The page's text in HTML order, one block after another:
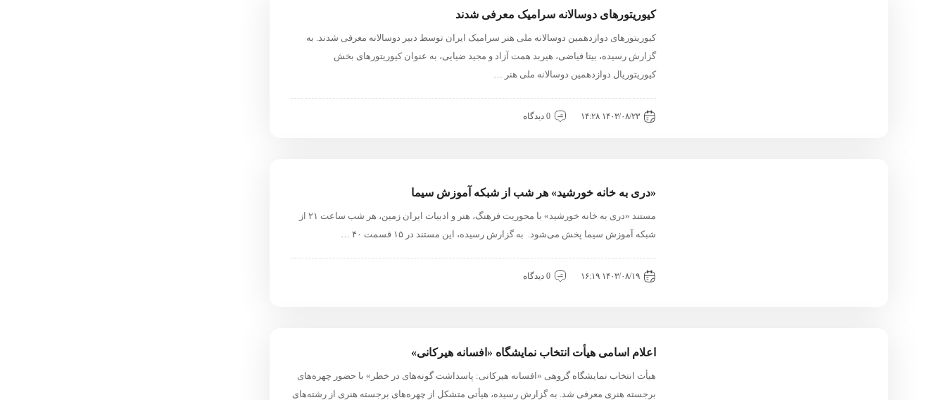
کیوریتورهای دوسالانه سرامیک معرفی شدند
کیوریتورهای دوازدهمین دوسالانه ملی هنر سرامیک ایران توسط دبیر دوسالانه معرفی شدند. به
گزارش رسیده، بیتا فیاضی، هیربد همت آزاد و مجید ضیایی، به عنوان کیوریتورهای بخش
کیوریتوریال دوازدهمین دوسالانه ملی هنر …
۱۴۰۳/۰۸/۲۳ ۱۴:۲۸ 0 دیدگاه
«دری به خانه خورشید» هر شب از شبکه آموزش سیما
مستند «دری به خانه خورشید» با محوریت فرهنگ، هنر و ادبیات ایران زمین، هر شب ساعت ۲۱ از
شبکه آموزش سیما پخش می‌شود. به گزارش رسیده، این مستند در ۱۵ قسمت ۴۰ …
۱۴۰۳/۰۸/۱۹ ۱۶:۱۹ 0 دیدگاه
اعلام اسامی هیأت انتخاب نمایشگاه «افسانه هیرکانی»
هیأت انتخاب نمایشگاه گروهی «افسانه هیرکانی: پاسداشت گونه‌های در خطر» با حضور چهره‌های
برجسته هنری معرفی شد. به گزارش رسیده، هیأتی متشکل از چهره‌های برجسته هنری از رشته‌های